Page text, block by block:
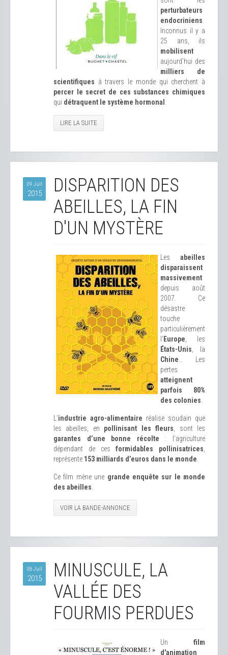
perturbateurs
endocriniens
Inconnus il y a
25 ans, ils
mobilisent
aujourd’hui des
milliers de
scientifiques à travers le monde qui cherchent à
percer le secret de ces substances chimiques
qui détraquent le système hormonal
LIRE LA SUITE
09 Juil
2015
DISPARITION DES
ABEILLES, LA FIN
D'UN MYSTÈRE
Les abeilles
disparaissent
massivement
depuis août
2007. Ce
désastre
touche
particulièrement
l’ Europe , les
États-Unis , la
Chine … Les
pertes
atteignent
parfois 80%
des colonies
L’industrie agro-alimentaire réalise soudain que
les abeilles, en pollinisant les fleurs , sont les
garantes d’une bonne récolte : l’agriculture
dépendant de cesformidables pollinisatrices
représente 153 milliards d’euros dans le monde
Ce film mène une grande enquête sur le monde
des abeilles
VOIR LA BANDE-ANNONCE
08 Juil
2015
MINUSCULE, LA
VALLÉE DES
FOURMIS PERDUES
Un film
d'animation